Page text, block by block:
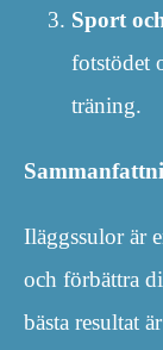
Sport
fotstödet
träning.
Iläggssulor är
och förbättra
bästa resultat